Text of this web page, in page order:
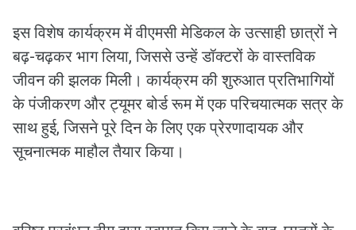
इस विशेष कार्यक्रम में वीएमसी मेडिकल के उत्साही छात्रों ने
बढ़-चढ़कर भाग लिया, जिससे उन्हें डॉक्टरों के वास्तविक
जीवन की झलक मिली। कार्यक्रम की शुरुआत प्रतिभागियों
के पंजीकरण और ट्यूमर बोर्ड रूम में एक परिचयात्मक सत्र के
साथ हुई, जिसने पूरे दिन के लिए एक प्रेरणादायक और
सूचनात्मक माहौल तैयार किया।